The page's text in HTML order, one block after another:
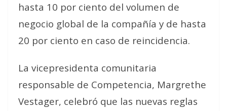
hasta 10 por ciento del volumen de
negocio global de la compañía y de hasta
20 por ciento en caso de reincidencia.
La vicepresidenta comunitaria
responsable de Competencia, Margrethe
Vestager, celebró que las nuevas reglas